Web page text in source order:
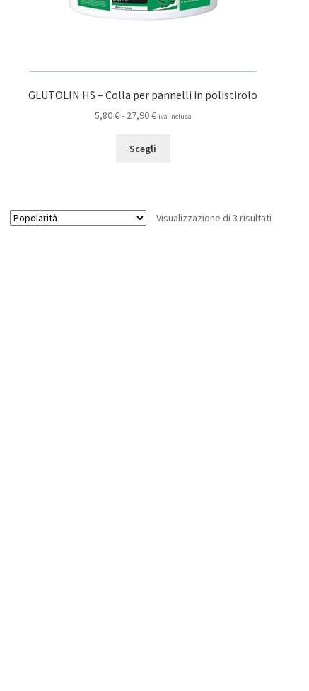
GLUTOLIN HS – Colla per pannelli in polistirolo
5,80€- 27,90€Fascia
prezzo:
iva inclusa
Scegli
Le
Visualizzazione di 3 risultatiPopolarità